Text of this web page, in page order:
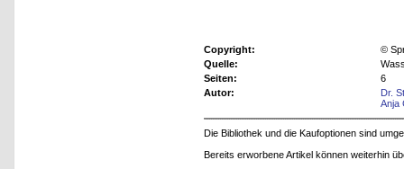
Copyright:
©
Quelle:
Seiten:
6
Autor:
Dr.
Anja
Die Bibliothek und die Kaufoptionen sind
Bereits erworbene Artikel können weiterhin